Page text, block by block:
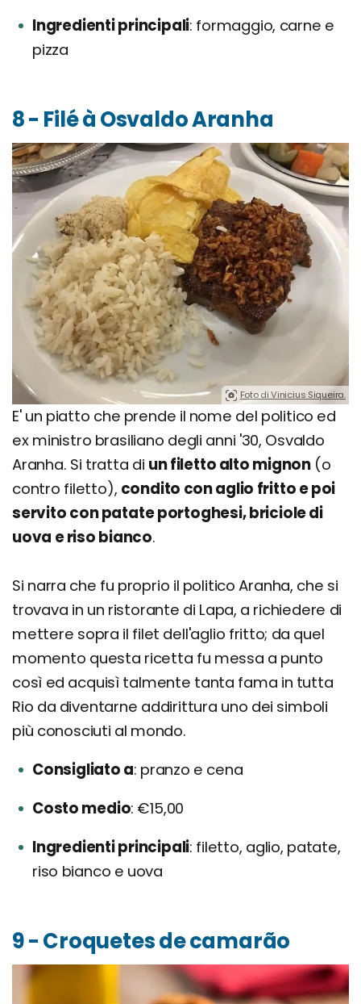
Ingredienti principali formaggio, carne e
pizza
8 - Filé à Osvaldo Aranha
Foto di Vinicius Siqueira.
E' un piatto che prende il nome del politico ed
ex ministro brasiliano degli anni '30, Osvaldo
Aranha. Si tratta di un filetto alto mignon(o
contro filetto), condito con aglio fritto e poi
servito con patate portoghesi, briciole di
uova e riso bianco.
Si narra che fu proprio il politico Aranha, che si
trovava in un ristorante di Lapa, a richiedere di
mettere sopra il filet dell'aglio fritto; da quel
momento questa ricetta fu messa a punto
così ed acquisì talmente tanta fama in tutta
Rio da diventarne addirittura uno dei simboli
più conosciuti al mondo.
Consigliato a pranzo e cena
Costo medio €15,00
Ingredienti principali filetto, aglio, patate,
riso bianco e uova
9 - Croquetes de camarão